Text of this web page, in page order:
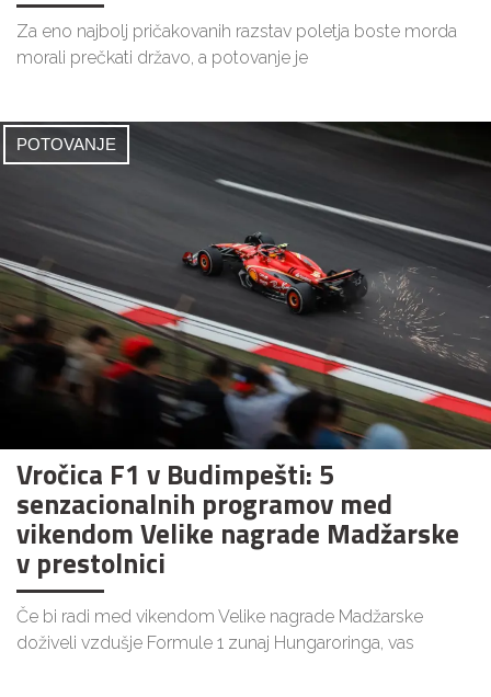
Za eno najbolj pričakovanih razstav poletja boste morda
morali prečkati državo, a potovanje je
POTOVANJE
Vročica F1 v Budimpešti: 5
senzacionalnih programov med
vikendom Velike nagrade Madžarske
v prestolnici
Če bi radi med vikendom Velike nagrade Madžarske
doživeli vzdušje Formule 1 zunaj Hungaroringa, vas